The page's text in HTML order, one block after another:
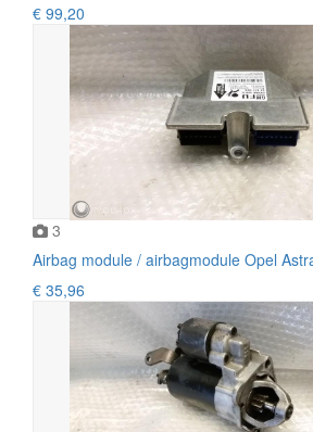
€ 99,20
3
Airbag module / airbagmodule Opel
€ 35,96